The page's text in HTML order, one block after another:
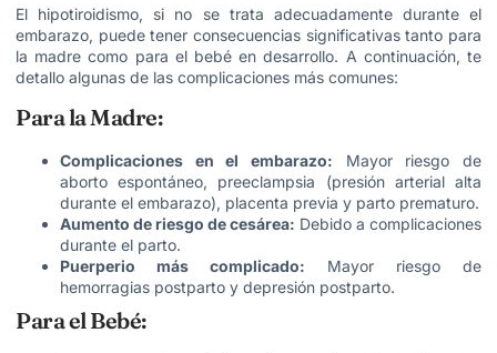
El hipotiroidismo, si no se trata adecuadamente durante el
embarazo, puede tener consecuencias significativas tanto para
la madre como para el bebé en desarrollo. A continuación, te
detallo algunas de las complicaciones más comunes:
Para la Madre:
Complicaciones en el embarazo: Mayor riesgo de
aborto espontáneo, preeclampsia (presión arterial alta
durante el embarazo), placenta previa y parto prematuro.
Aumento de riesgo de cesárea: Debido a complicaciones
durante el parto.
Puerperio más complicado: Mayor riesgo de
hemorragias postparto y depresión postparto.
Para el Bebé: